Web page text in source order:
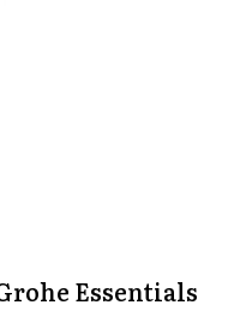
Essentials